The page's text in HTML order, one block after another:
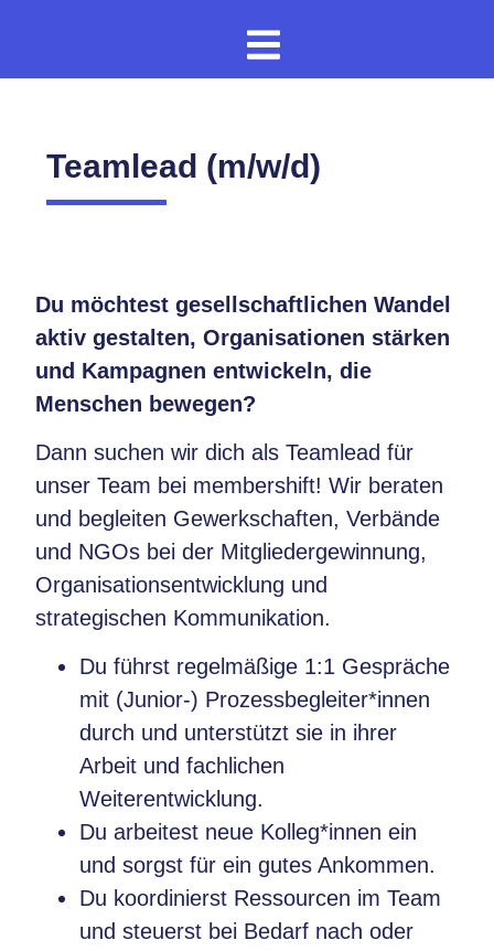
Teamlead (m/w/d)
Du möchtest gesellschaftlichen Wandel
aktiv gestalten, Organisationen stärken
und Kampagnen entwickeln, die
Menschen bewegen?
Dann suchen wir dich als Teamlead für
unser Team bei membershift! Wir beraten
und begleiten Gewerkschaften, Verbände
und NGOs bei der Mitgliedergewinnung,
Organisationsentwicklung und
strategischen Kommunikation.
Du führst regelmäßige 1:1 Gespräche
mit (Junior-) Prozessbegleiter*innen
durch und unterstützt sie in ihrer
Arbeit und fachlichen
Weiterentwicklung.
Du arbeitest neue Kolleg*innen ein
und sorgst für ein gutes Ankommen.
Du koordinierst Ressourcen im Team
und steuerst bei Bedarf nach oder